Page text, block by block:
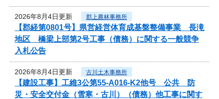
2026年8月4日更新 郡上農林事務所
【郡経第0801号】県営経営体育成基盤整備事業 長滝
地区 橋梁上部第2号工事（債務）に関する一般競争
入札公告
2026年8月4日更新 古川土木事務所
【建設工事】工維3公第55-A016-K2他号 公共 防
災・安全交付金（雪寒・古川）（債務）他工事に関す